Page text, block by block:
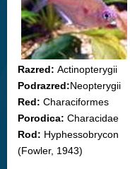
Razred: Actinopterygii
Podrazred:Neopterygii
Red: Characiformes
Porodica: Characidae
Rod: Hyphessobrycon
(Fowler, 1943)